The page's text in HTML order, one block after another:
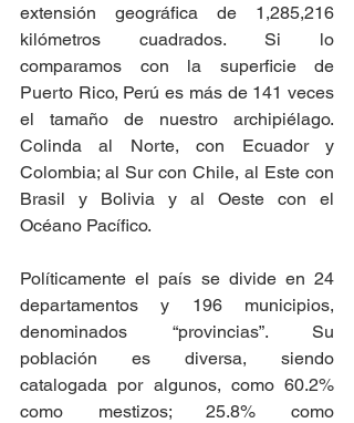
extensión geográfica de 1,285,216
kilómetros cuadrados. Si lo
comparamos con la superficie de
Puerto Rico, Perú es más de 141 veces
el tamaño de nuestro archipiélago.
Colinda al Norte, con Ecuador y
Colombia; al Sur con Chile, al Este con
Brasil y Bolivia y al Oeste con el
Océano Pacífico.
Políticamente el país se divide en 24
departamentos y 196 municipios,
denominados “provincias”. Su
población es diversa, siendo
catalogada por algunos, como 60.2%
como mestizos; 25.8% como